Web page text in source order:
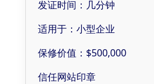
发证时间：几分钟
适用于：小型企业
保修价值：$500,000
信任网站印章